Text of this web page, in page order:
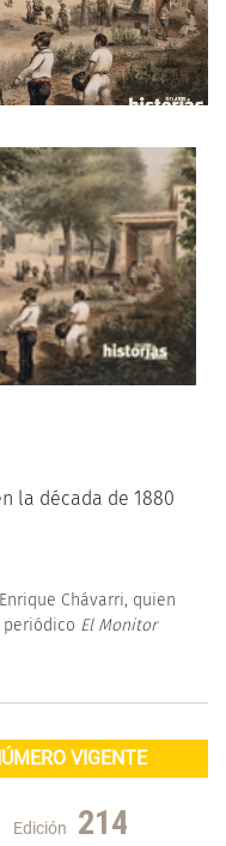
la década de 1880
Chávarri, quien
El Monitor
VIGENTE
Edición 214